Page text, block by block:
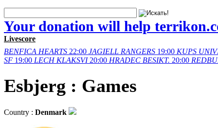
Your donation will help
Livescore
BENFICA HEARTS 22:00 JAGIELL RANGERS 19:00 KUPS
SF 19:00 LECH KLAKSVI 20:00 HRADEC BESIKT. 20:00
Esbjerg : Games
Country : Denmark